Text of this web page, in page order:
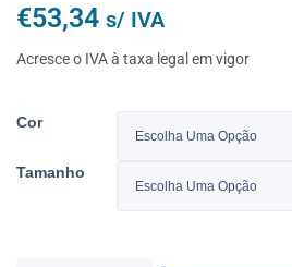
€53,34 s/ IVA
Acresce o IVA à taxa legal em vigor
Cor
Tamanho